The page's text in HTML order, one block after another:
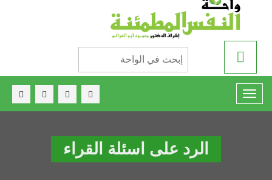
الرد على اسئلة القراء